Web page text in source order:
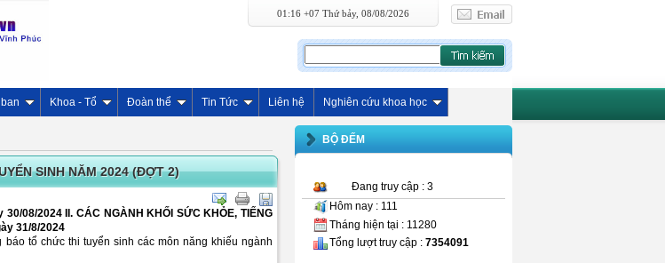
01:16 +07 Thứ bảy, 08/08/2026
Khoa - Tổ Đoàn thể Tin Tức Liên hệ Nghiên cứu khoa học
SINH NĂM 2024 (ĐỢT 2)
08/2024 II. CÁC NGÀNH KHỐI SỨC KHỎE, TIẾNG
31/8/2024
tổ chức thi tuyển sinh các môn năng khiếu ngành
BỘ ĐẾM
Đang truy cập : 3
Hôm nay : 111
Tháng hiện tại : 11280
Tổng lượt truy cập : 7354091